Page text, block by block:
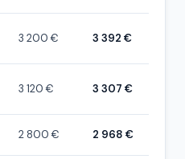
3 200 € 3 392 €
3 120 € 3 307 €
2 800 € 2 968 €